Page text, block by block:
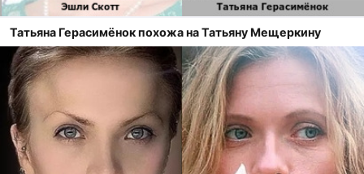
Татьяна Герасимёнок похожа на Татьяну Мещеркину